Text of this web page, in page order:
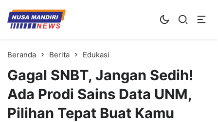
Kampus Digital Bisnis
Universitas Nusa Mandiri
Beranda Berita Edukasi
Gagal SNBT, Jangan Sedih!
Ada Prodi Sains Data UNM,
Pilihan Tepat Buat Kamu